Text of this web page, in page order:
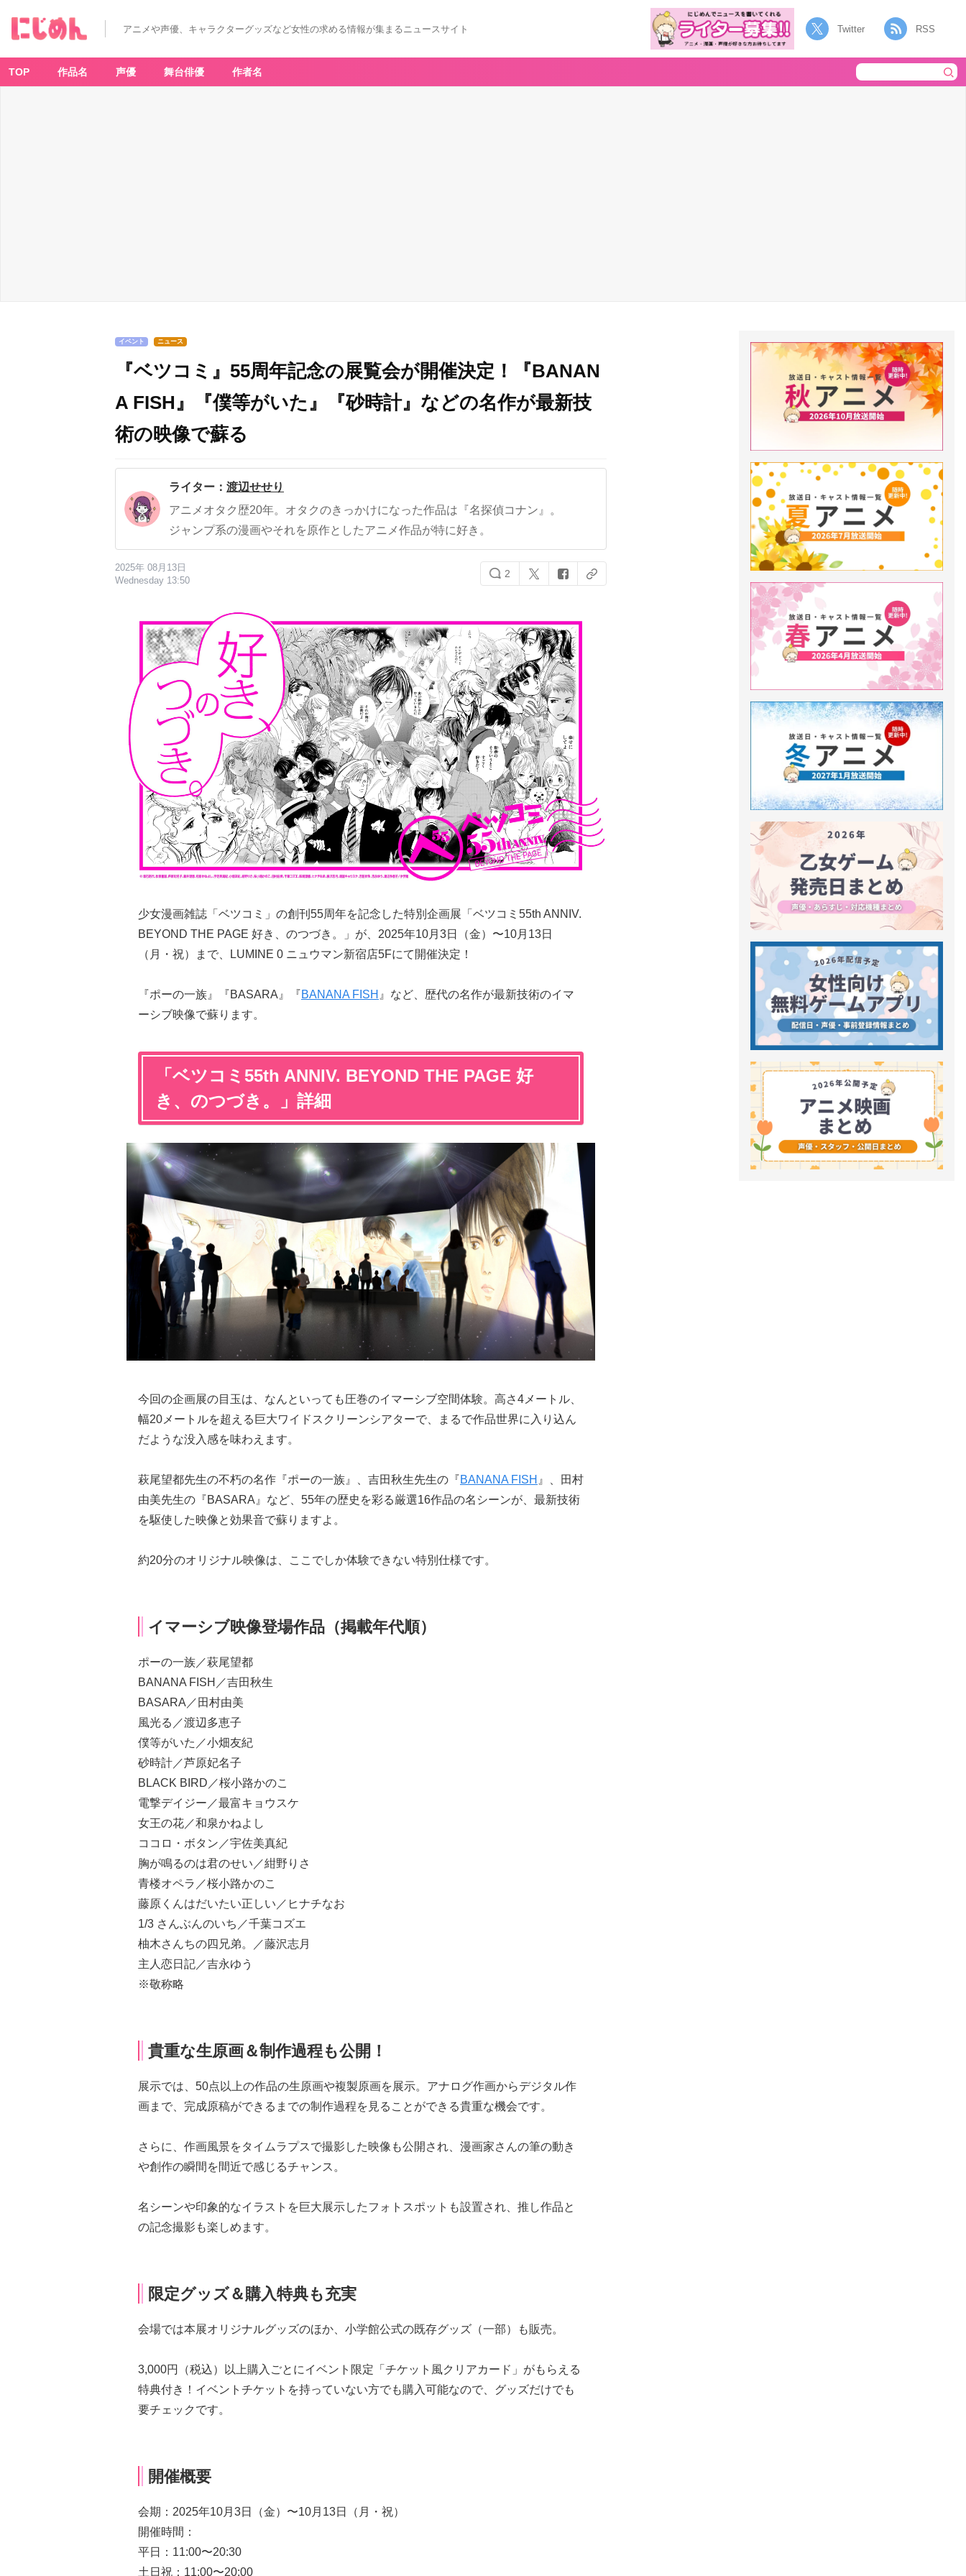
アニメや声優、キャラクターグッズなど女性の求める情報が集まるニュースサイト Twitter RSS
TOP 作品名 声優 舞台俳優 作者名
イベント ニュース
『ベツコミ』55周年記念の展覧会が開催決定！『BANAN
A FISH』『僕等がいた』『砂時計』などの名作が最新技
術の映像で蘇る
ライター： 渡辺せせり
アニメオタク歴20年。オタクのきっかけになった作品は『名探偵コナン』。
ジャンプ系の漫画やそれを原作としたアニメ作品が特に好き。
2025年 08月13日
Wednesday 13:50
2
少女漫画雑誌「ベツコミ」の創刊55周年を記念した特別企画展「ベツコミ55th ANNIV.
BEYOND THE PAGE 好き、のつづき。」が、2025年10月3日（金）〜10月13日
（月・祝）まで、LUMINE 0 ニュウマン新宿店5Fにて開催決定！
『ポーの一族』『BASARA』『BANANA FISH 』など、歴代の名作が最新技術のイマ
ーシブ映像で蘇ります。
「ベツコミ55th ANNIV. BEYOND THE PAGE 好
き、のつづき。」詳細
今回の企画展の目玉は、なんといっても圧巻のイマーシブ空間体験。高さ4メートル、
幅20メートルを超える巨大ワイドスクリーンシアターで、まるで作品世界に入り込ん
だような没入感を味わえます。
萩尾望都先生の不朽の名作『ポーの一族』、吉田秋生先生の『BANANA FISH 』、田村
由美先生の『BASARA』など、55年の歴史を彩る厳選16作品の名シーンが、最新技術
を駆使した映像と効果音で蘇りますよ。
約20分のオリジナル映像は、ここでしか体験できない特別仕様です。
イマーシブ映像登場作品（掲載年代順）
ポーの一族／萩尾望都
BANANA FISH／吉田秋生
BASARA／田村由美
風光る／渡辺多恵子
僕等がいた／小畑友紀
砂時計／芦原妃名子
BLACK BIRD／桜小路かのこ
電撃デイジー／最富キョウスケ
女王の花／和泉かねよし
ココロ・ボタン／宇佐美真紀
胸が鳴るのは君のせい／紺野りさ
青楼オペラ／桜小路かのこ
藤原くんはだいたい正しい／ヒナチなお
1/3 さんぶんのいち／千葉コズエ
柚木さんちの四兄弟。／藤沢志月
主人恋日記／吉永ゆう
※敬称略
貴重な生原画＆制作過程も公開！
展示では、50点以上の作品の生原画や複製原画を展示。アナログ作画からデジタル作
画まで、完成原稿ができるまでの制作過程を見ることができる貴重な機会です。
さらに、作画風景をタイムラプスで撮影した映像も公開され、漫画家さんの筆の動き
や創作の瞬間を間近で感じるチャンス。
名シーンや印象的なイラストを巨大展示したフォトスポットも設置され、推し作品と
の記念撮影も楽しめます。
限定グッズ＆購入特典も充実
会場では本展オリジナルグッズのほか、小学館公式の既存グッズ（一部）も販売。
3,000円（税込）以上購入ごとにイベント限定「チケット風クリアカード」がもらえる
特典付き！イベントチケットを持っていない方でも購入可能なので、グッズだけでも
要チェックです。
開催概要
会期：2025年10月3日（金）〜10月13日（月・祝）
開催時間：
平日：11:00〜20:30
土日祝：11:00〜20:00